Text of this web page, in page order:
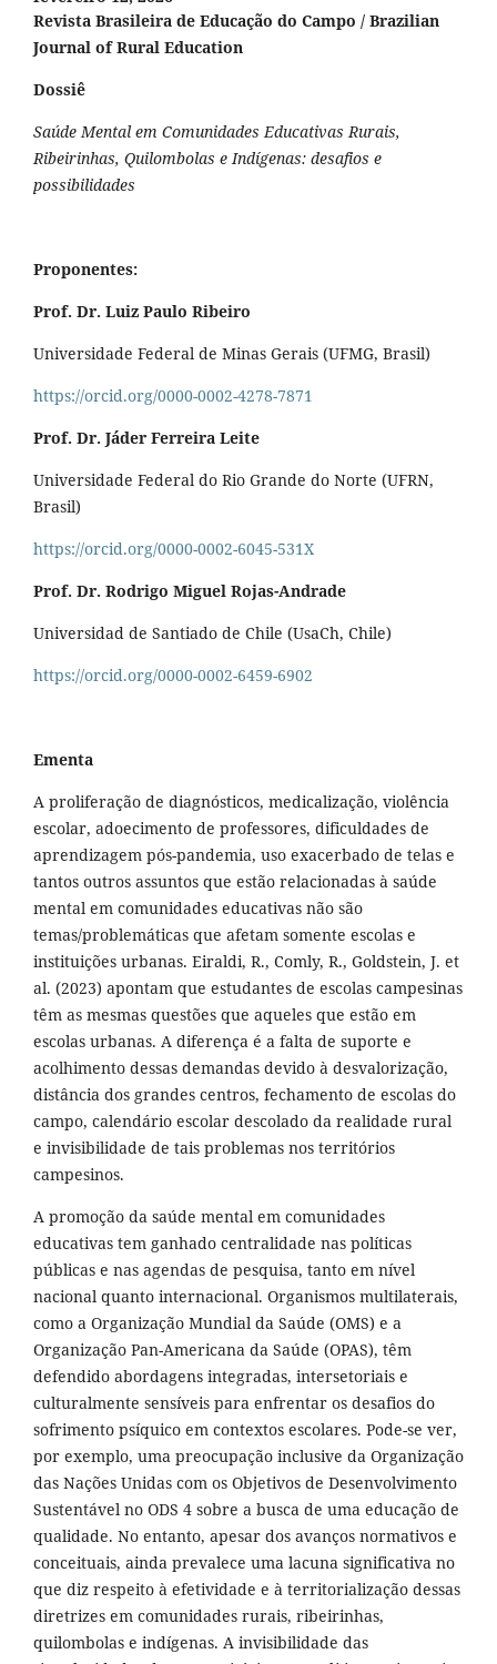
Revista Brasileira de Educação do Campo / Brazilian
Journal of Rural Education
Dossiê
Saúde Mental em Comunidades Educativas Rurais,
Ribeirinhas, Quilombolas e Indígenas: desafios e
possibilidades
Proponentes:
Prof. Dr. Luiz Paulo Ribeiro
Universidade Federal de Minas Gerais (UFMG, Brasil)
https://orcid.org/0000-0002-4278-7871
Prof. Dr. Jáder Ferreira Leite
Universidade Federal do Rio Grande do Norte (UFRN,
Brasil)
https://orcid.org/0000-0002-6045-531X
Prof. Dr. Rodrigo Miguel Rojas-Andrade
Universidad de Santiado de Chile (UsaCh, Chile)
https://orcid.org/0000-0002-6459-6902
Ementa
A proliferação de diagnósticos, medicalização, violência
escolar, adoecimento de professores, dificuldades de
aprendizagem pós-pandemia, uso exacerbado de telas e
tantos outros assuntos que estão relacionadas à saúde
mental em comunidades educativas não são
temas/problemáticas que afetam somente escolas e
instituições urbanas. Eiraldi, R., Comly, R., Goldstein, J. et
al. (2023) apontam que estudantes de escolas campesinas
têm as mesmas questões que aqueles que estão em
escolas urbanas. A diferença é a falta de suporte e
acolhimento dessas demandas devido à desvalorização,
distância dos grandes centros, fechamento de escolas do
campo, calendário escolar descolado da realidade rural
e invisibilidade de tais problemas nos territórios
campesinos.
A promoção da saúde mental em comunidades
educativas tem ganhado centralidade nas políticas
públicas e nas agendas de pesquisa, tanto em nível
nacional quanto internacional. Organismos multilaterais,
como a Organização Mundial da Saúde (OMS) e a
Organização Pan-Americana da Saúde (OPAS), têm
defendido abordagens integradas, intersetoriais e
culturalmente sensíveis para enfrentar os desafios do
sofrimento psíquico em contextos escolares. Pode-se ver,
por exemplo, uma preocupação inclusive da Organização
das Nações Unidas com os Objetivos de Desenvolvimento
Sustentável no ODS 4 sobre a busca de uma educação de
qualidade. No entanto, apesar dos avanços normativos e
conceituais, ainda prevalece uma lacuna significativa no
que diz respeito à efetividade e à territorialização dessas
diretrizes em comunidades rurais, ribeirinhas,
quilombolas e indígenas. A invisibilidade das